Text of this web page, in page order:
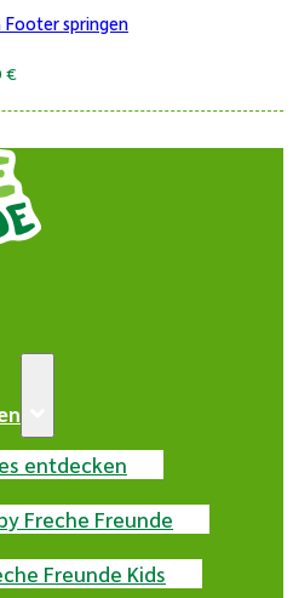
Footer springen
€
entdecken
Freche Freunde
Freunde Kids